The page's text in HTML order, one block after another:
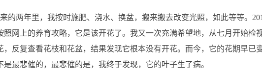
两年里，我按时施肥、浇水、换盆，搬来搬去改变光照，如此等等。
照网上的养育攻略，它是该开花了。我又一次充满希望地，从七月开始检
，反复查看花枝和花盆，结果发现它根本没有开花。而今，它的花期早已
是最悲催的，最悲催的是，我终于发现，它的叶子生了病。